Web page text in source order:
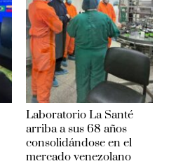
Laboratorio La Santé
arriba a sus 68 años
consolidándose en el
mercado venezolano